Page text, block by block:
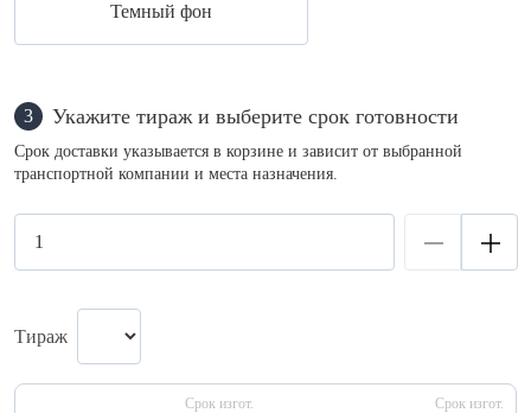
Темный фон
3 Укажите тираж и выберите срок готовности
Срок доставки указывается в корзине и зависит от выбранной
транспортной компании и места назначения.
Тираж
Срок изгот. Срок изгот.